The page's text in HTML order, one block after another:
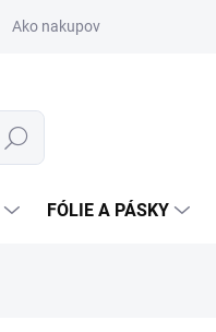
Ako nakupovať
Hľadať
FÓLIE A PÁSKY